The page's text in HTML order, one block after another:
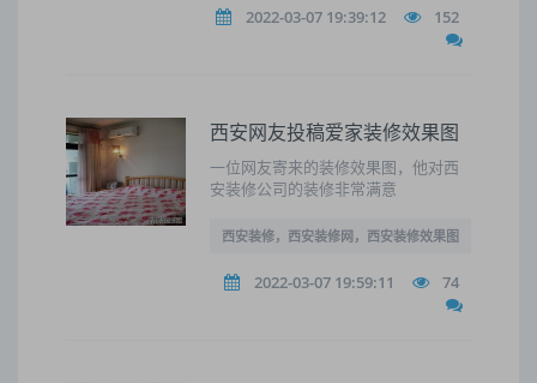
2022-03-07 19:39:12 152
西安网友投稿爱家装修效果图
一位网友寄来的装修效果图，他对西
安装修公司的装修非常满意
西安装修，西安装修网，西安装修效果图
2022-03-07 19:59:11 74